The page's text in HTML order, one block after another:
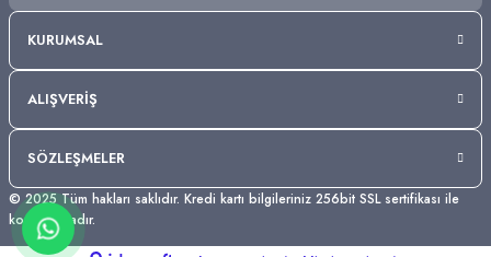
KURUMSAL
ALIŞVERİŞ
SÖZLEŞMELER
© 2025 Tüm hakları saklıdır. Kredi kartı bilgileriniz 256bit SSL sertifikası ile
korunmaktadır.